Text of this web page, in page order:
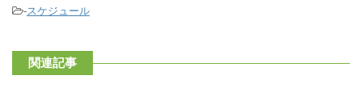
-スケジュール
関連記事